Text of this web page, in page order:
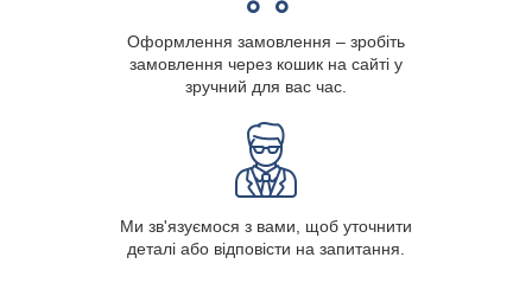
Оформлення замовлення – зробіть
замовлення через кошик на сайті у
зручний для вас час.
Ми зв'язуємося з вами, щоб уточнити
деталі або відповісти на запитання.